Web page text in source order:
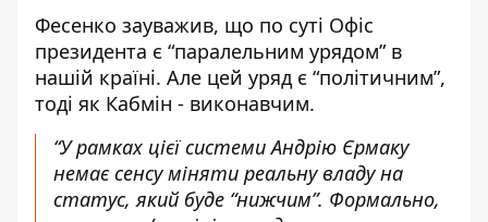
Фесенко зауважив, що по суті Офіс
президента є “паралельним урядом” в
нашій країні. Але цей уряд є “політичним”,
тоді як Кабмін - виконавчим.
“У рамках цієї системи Андрію Єрмаку
немає сенсу міняти реальну владу на
статус, який буде “нижчим”. Формально,